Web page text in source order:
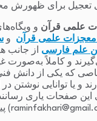
تعجیل برای ظهورش
علمی قرآن و
معجزات علمی قرآن و
علم فارسی از جانب
و کاملاً به‌صورت
که یکی از دانش
و یا توانایی نوشتن
این صفحات یاری